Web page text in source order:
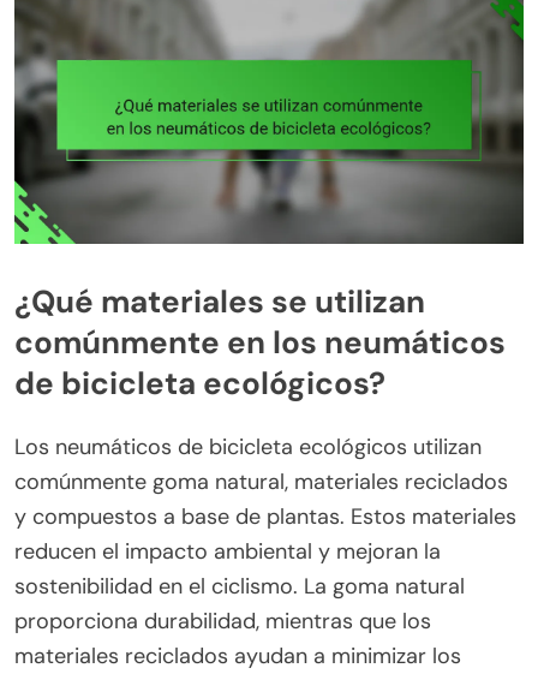
¿Qué materiales se utilizan
comúnmente en los neumáticos
de bicicleta ecológicos?
Los neumáticos de bicicleta ecológicos utilizan
comúnmente goma natural, materiales reciclados
y compuestos a base de plantas. Estos materiales
reducen el impacto ambiental y mejoran la
sostenibilidad en el ciclismo. La goma natural
proporciona durabilidad, mientras que los
materiales reciclados ayudan a minimizar los